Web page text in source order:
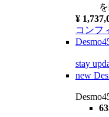
¥
コンフ
stay
new